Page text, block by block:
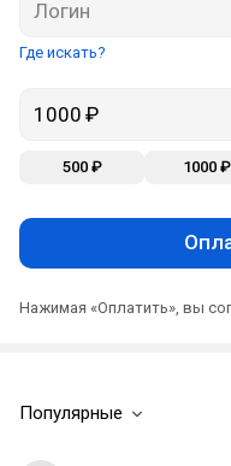
Где искать?
500 ₽ 1000 ₽
Нажимая «Оплатить», вы
Популярные